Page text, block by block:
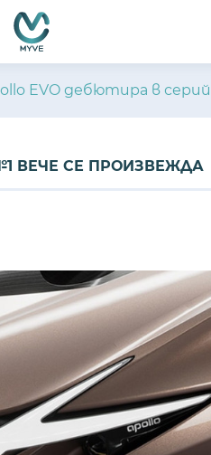
EVO дебютира в
ВЕЧЕ СЕ ПРОИЗВЕЖДА